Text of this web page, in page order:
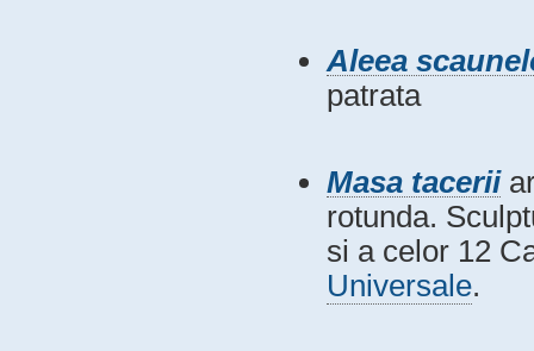
Aleea
patrata
Masa tacerii
rotunda.
si a celor 12
Universale.